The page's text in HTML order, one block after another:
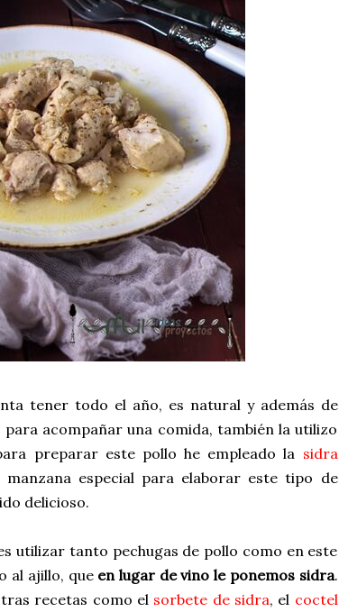
tener todo el año, es natural y además de
acompañar una comida, también la utilizo
preparar este pollo he empleado la sidra
especial para elaborar este tipo de
delicioso.
utilizar tanto pechugas de pollo como en este
al ajillo, que en lugar de vino le ponemos sidra.
recetas como el sorbete de sidra, el coctel